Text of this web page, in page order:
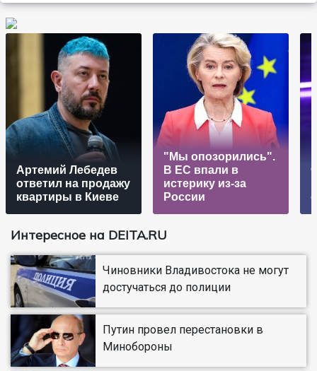
Артемий Лебедев
ответил на продажу
квартиры в Киеве
"Мы опозорились".
В ЕС впали в
истерику из-за
России
Интересное на DEITA.RU
Чиновники Владивостока не могут
достучаться до полиции
Путин провел перестановки в
Минобороны